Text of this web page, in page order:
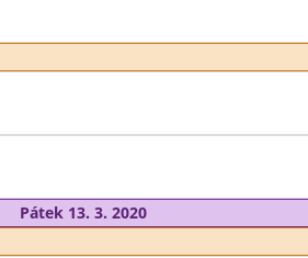
Pátek 13. 3. 2020